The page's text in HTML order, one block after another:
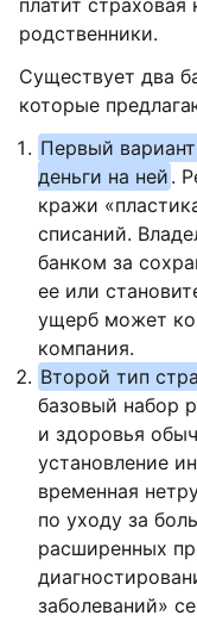
платит
родственники.
Существует два
которые
Первый
деньги на ней .
кражи
списаний.
банком за
ее или
ущерб может
компания.
Второй тип
базовый набор
и здоровья
установление
временная
по уходу за
расширенных
заболеваний»